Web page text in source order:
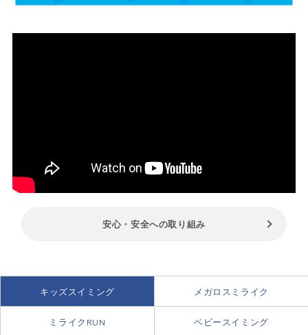
平泳ぎ50ｍ
4級
安心・安全への取り組み
キッズスイミング メガロスミライク
ミライクRUN ベビースイミング